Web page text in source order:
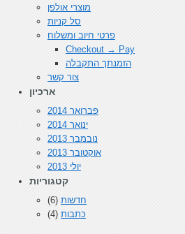
מוצרי אולפן
סל קניות
פרטי חיוב ומשלוח
Checkout → Pay
הזמנתך התקבלה
צור קשר
ארכיון
פברואר 2014
ינואר 2014
נובמבר 2013
אוקטובר 2013
יולי 2013
קטגוריות
חדשות (6)
כתבות (4)